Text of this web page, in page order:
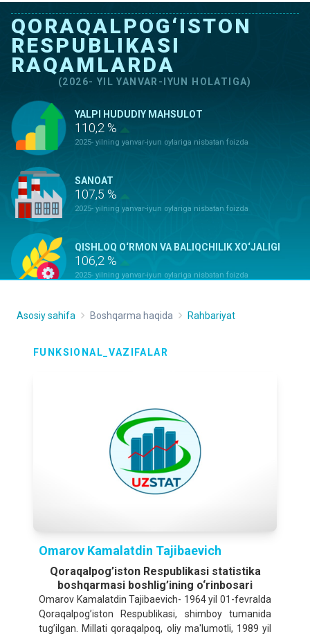
QORAQALPOG‘ISTON
RESPUBLIKASI
RAQAMLARDA
(2026- YIL YANVAR-IYUN HOLATIGA)
YALPI HUDUDIY MAHSULOT
110,2 %
2025- yilning yanvar-iyun oylariga nisbatan foizda
SANOAT
107,5 %
2025- yilning yanvar-iyun oylariga nisbatan foizda
QISHLOQ O‘RMON VA BALIQCHILIK XO‘JALIGI
106,2 %
2025- yilning yanvar-iyun oylariga nisbatan foizda
INVESTITSIYALAR
2025- yilning yanvar-iyun oylariga nisbatan foizda
2025- yilning yanvar-iyun oylariga nisbatan foizda
YUK AYLANMASI
104,7 %
2025- yilning yanvar-iyun oylariga nisbatan foizda
CHAKANA TOVAR AYLANMASI
128,8 %
2025- yilning yanvar-iyun oylariga nisbatan foizda
Asosiy sahifa Boshqarma haqida Rahbariyat
FUNKSIONAL_VAZIFALAR
Omarov Kamalatdin Tajibaevich
Qoraqalpog’iston Rеspublikasi statistika
boshqarmasi boshlig’ining o‘rinbosаri
Omarov Kamalatdin Tajibaevich- 1964 yil 01-fevralda
Qoraqalpog’iston Rеspublikasi, shimboy tumanida
tug’ilgan. Millati qoraqalpoq, oliy ma'lumotli, 1989 yil